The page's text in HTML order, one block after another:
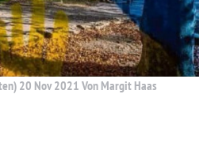
20 Nov 2021 Von Margit Haas